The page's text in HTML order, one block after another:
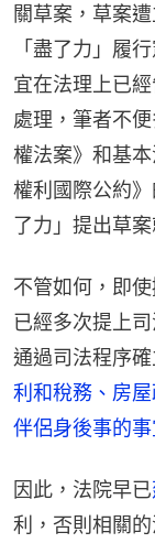
關草案，草案
「盡了力」履
宜在法理上已
處理，筆者不
權法案》和基
權利國際公約
了力」提出草案
不管如何，即
已經多次提上
通過司法程序
利和稅務、房
伴侶身後事的事
因此，法院早已
利，否則相關